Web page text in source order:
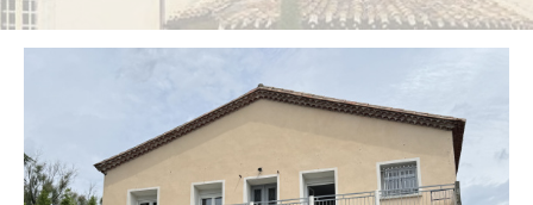
Vente
Ville